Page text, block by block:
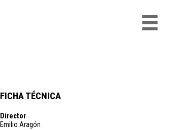
FICHA TÉCNICA
Director
Emilio Aragón